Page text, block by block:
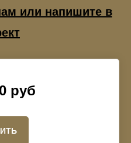
или напишите в
руб